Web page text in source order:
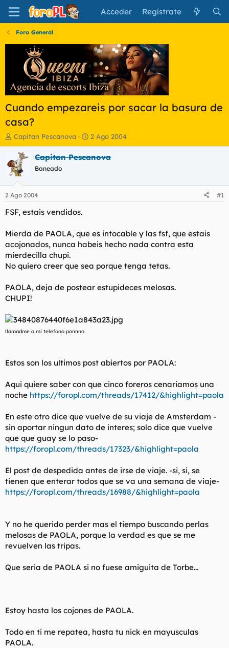
Acceder Regístrate
Foro General
Cuando empezareis por sacar la basura de
casa?
I
n
c
i
a
o
r
l
t
e
m
Capitan Pescanova
F
e
c
i
o
2 Ago 2004
Capitan Pescanova
Baneado
2 Ago 2004 #1
FSF, estais vendidos.
Mierda de PAOLA, que es intocable y las fsf, que estais
acojonados, nunca habeis hecho nada contra esta
mierdecilla chupi.
No quiero creer que sea porque tenga tetas.
PAOLA, deja de postear estupideces melosas.
CHUPI!
llamadme a mi telefono ponnno
Estos son los ultimos post abiertos por PAOLA:
Aqui quiere saber con que cinco foreros cenariamos una
noche https://foropl.com/threads/17412/&highlight=paola
En este otro dice que vuelve de su viaje de Amsterdam -
sin aportar ningun dato de interes; solo dice que vuelve
que que guay se lo paso-
https://foropl.com/threads/17323/&highlight=paola
El post de despedida antes de irse de viaje. -si, si, se
tienen que enterar todos que se va una semana de viaje-
https://foropl.com/threads/16988/&highlight=paola
Y no he querido perder mas el tiempo buscando perlas
melosas de PAOLA, porque la verdad es que se me
revuelven las tripas.
Que seria de PAOLA si no fuese amiguita de Torbe...
Estoy hasta los cojones de PAOLA.
Todo en ti me repatea, hasta tu nick en mayusculas
PAOLA.